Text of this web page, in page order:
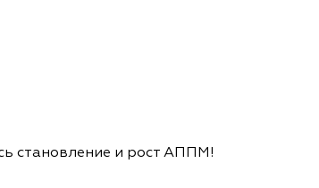
становление и рост АППМ!